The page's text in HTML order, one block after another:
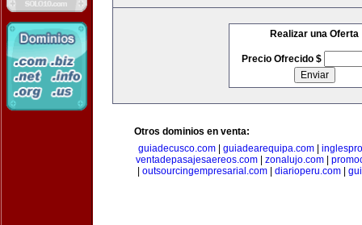
Realizar una Oferta
Precio Ofrecido $
Otros dominios en venta:
guiadecusco.com
guiadearequipa.com
ventadepasajesaereos.com
zonalujo.com
outsourcingempresarial.com| diarioperu.com|